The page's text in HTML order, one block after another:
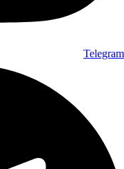
Telegram